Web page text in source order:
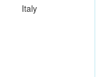
Italy